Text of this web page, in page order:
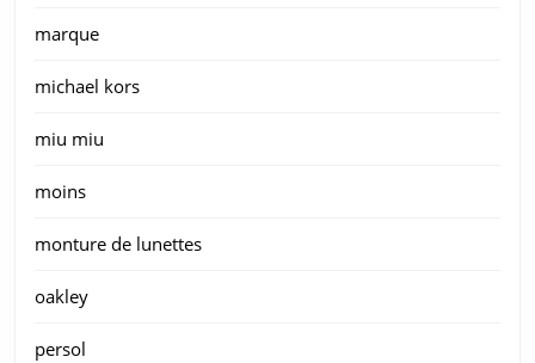
marque
michael kors
miu miu
moins
monture de lunettes
oakley
persol